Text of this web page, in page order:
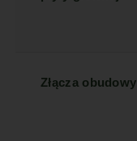
Złącza obudowy